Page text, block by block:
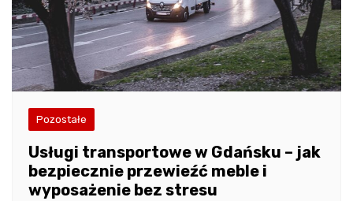
Pozostałe
Usługi transportowe w Gdańsku – jak
bezpiecznie przewieźć meble i
wyposażenie bez stresu